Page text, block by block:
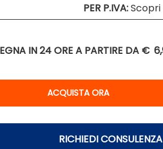
PER P.IVA:
IN 24 OREA PARTIRE DA €
ACQUISTA ORA
RICHIEDI CONSULENZA